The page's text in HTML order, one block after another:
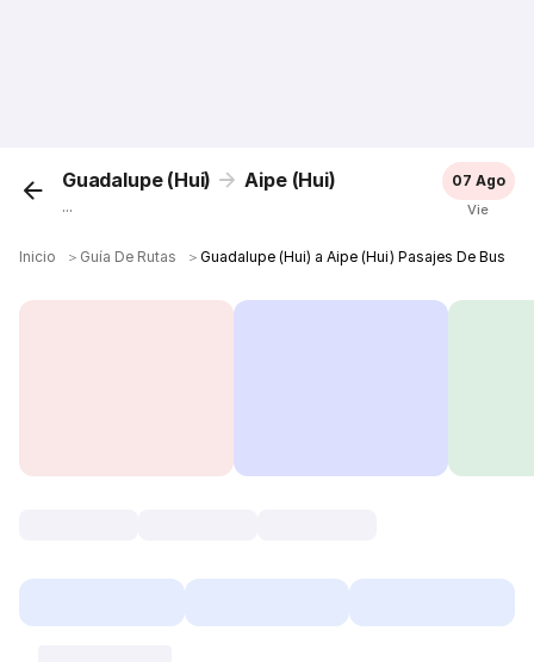
Guadalupe (Hui) Aipe (Hui)
...
07 Ago
Vie
Inicio ＞ Guía De Rutas ＞Guadalupe (Hui) a Aipe (Hui) Pasajes De Bus